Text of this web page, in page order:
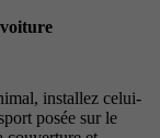
installez celui-
posée sur le